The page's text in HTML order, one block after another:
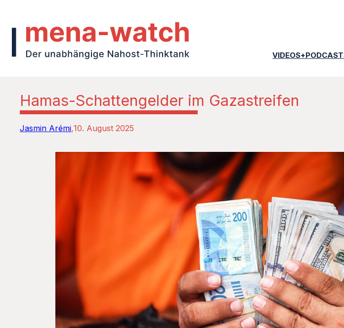
Hamas-Schattengelder im Gazastreifen
Jasmin Arémi 10. August 2025